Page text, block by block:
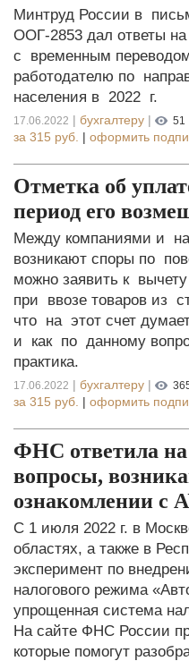
Минтруд России в
ООГ-2853 дал ответы
с временным
работодателю по
населения в 2022 г.
17.06.2022 | бухгалтеру | 51
за 315 руб. | оформить
Отметка об
период его
Между компаниями и
возникают споры по
можно заявить к
при ввозе товаров из
что на этот счет
и как по данному
практика.
17.06.2022 | бухгалтеру |
за 315 руб. | оформить
ФНС ответила на
вопросы,
ознакомлении с
С 1 июля 2022 г. в
областях, а также в
эксперимент по
налогового режима
упрощенная система
На сайте ФНС России
которые помогут